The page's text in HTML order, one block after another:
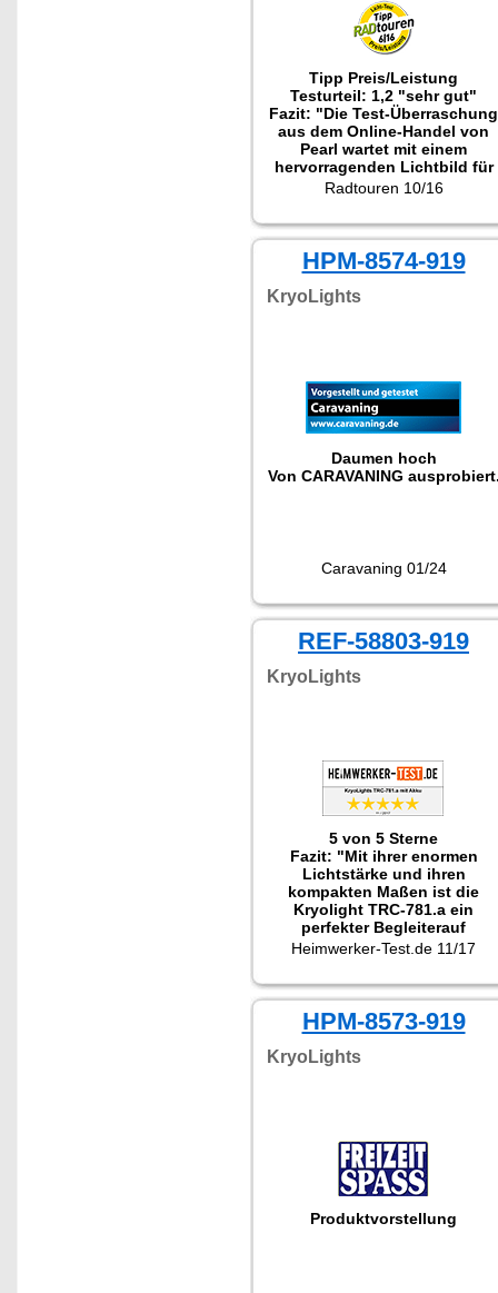
Tipp Preis/Leistung
Testurteil: 1,2 "sehr gut"
Fazit: "Die Test-Überraschung
aus dem Online-Handel von
Pearl wartet mit einem
hervorragenden Lichtbild für
wenig Geld auf."
Radtouren 10/16
HPM-8574-919
KryoLights
Daumen hoch
Von CARAVANING
Caravaning 01/24
REF-58803-919
KryoLights
5 von 5 Sterne
Fazit: "Mit ihrer enormen
Lichtstärke und ihren
kompakten Maßen ist die
Kryolight TRC-781.a ein
perfekter Begleiterauf
Spaziergängen, beim
im Auto. Das niedrige Gewicht
und die robuste Ausführung
sind weitere positive Aspekte.
Eine unbedingt
empfehlenswerte
Taschenlampe!"
Heimwerker-Test.de 11/17
HPM-8573-919
KryoLights
Produktvorstellung